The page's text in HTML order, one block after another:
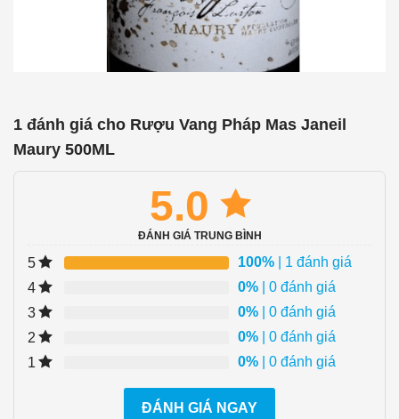
1 đánh giá cho Rượu Vang Pháp Mas Janeil
Maury 500ML
5.0
ĐÁNH GIÁ TRUNG BÌNH
5 100% | 1 đánh giá
4
0% | 0 đánh giá
3
0% | 0 đánh giá
2
0% | 0 đánh giá
1
0% | 0 đánh giá
ĐÁNH GIÁ NGAY